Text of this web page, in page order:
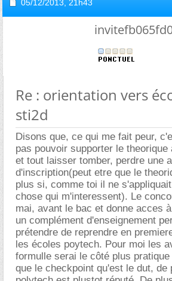
05/12/2013, 21h43
Re : orientation vers
sti2d
Disons que, ce qui me fait peur,
pas pouvoir supporter le theorique
et tout laisser tomber, perdre une
d'inscription(peut etre que le
plus si, comme toi il ne
chose qui m'interessent). Le
mai, avant le bac et donne acces
un complément d'enseignement
prétendre de reprendre en
les écoles poytech. Pour moi les
formulle serai le côté plus
que le checkpoint qu'est le dut, de